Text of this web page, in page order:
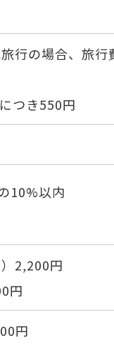
行の場合、旅行
つき550円
10%以内
2,200円
円
円